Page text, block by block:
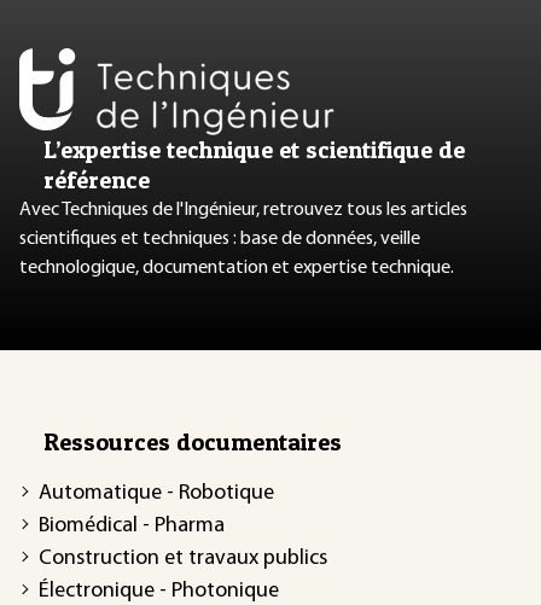
L’expertise technique et scientifique de
référence
Avec Techniques de l'Ingénieur, retrouvez tous les articles
scientifiques et techniques : base de données, veille
technologique, documentation et expertise technique.
Ressources documentaires
Automatique - Robotique
Biomédical - Pharma
Construction et travaux publics
Électronique - Photonique